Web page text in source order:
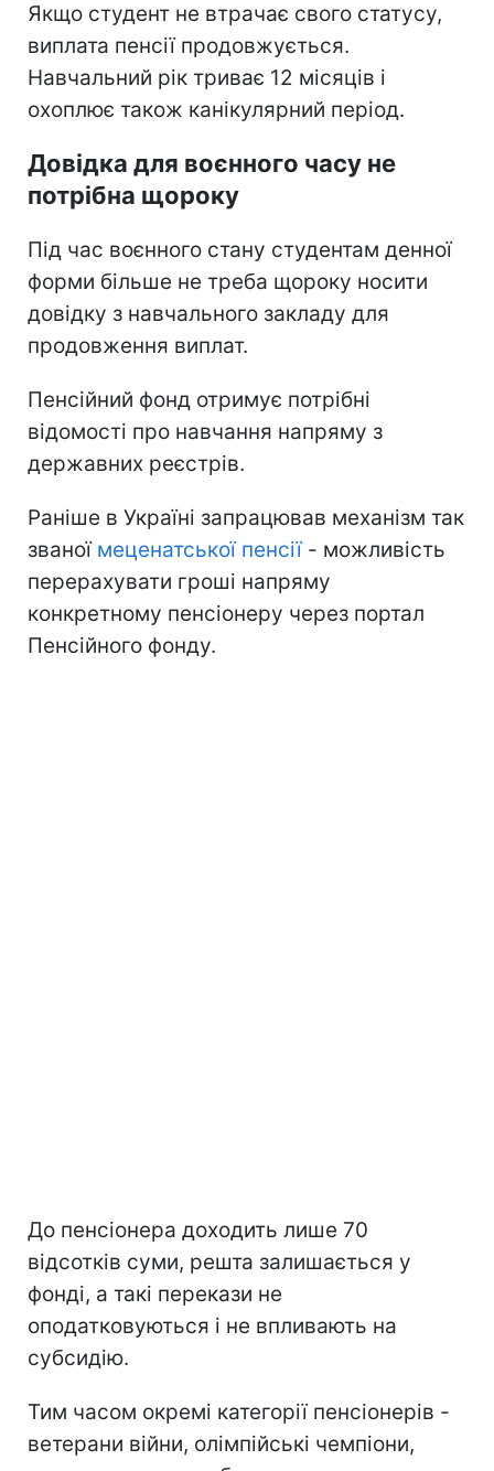
Якщо студент не втрачає свого статусу,
виплата пенсії продовжується.
Навчальний рік триває 12 місяців і
охоплює також канікулярний період.
Довідка для воєнного часу не
потрібна щороку
Під час воєнного стану студентам денної
форми більше не треба щороку носити
довідку з навчального закладу для
продовження виплат.
Пенсійний фонд отримує потрібні
відомості про навчання напряму з
державних реєстрів.
Раніше в Україні запрацював механізм так
званої меценатської пенсії- можливість
перерахувати гроші напряму
конкретному пенсіонеру через портал
Пенсійного фонду.
До пенсіонера доходить лише 70
відсотків суми, решта залишається у
фонді, а такі перекази не
оподатковуються і не впливають на
субсидію.
Тим часом окремі категорії пенсіонерів -
ветерани війни, олімпійські чемпіони,